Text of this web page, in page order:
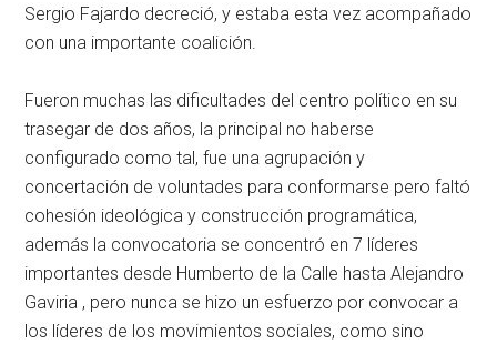
Sergio Fajardo decreció, y estaba esta vez acompañado
con una importante coalición.
Fueron muchas las dificultades del centro político en su
trasegar de dos años, la principal no haberse
configurado como tal, fue una agrupación y
concertación de voluntades para conformarse pero faltó
cohesión ideológica y construcción programática,
además la convocatoria se concentró en 7 líderes
importantes desde Humberto de la Calle hasta Alejandro
Gaviria , pero nunca se hizo un esfuerzo por convocar a
los líderes de los movimientos sociales, como sino